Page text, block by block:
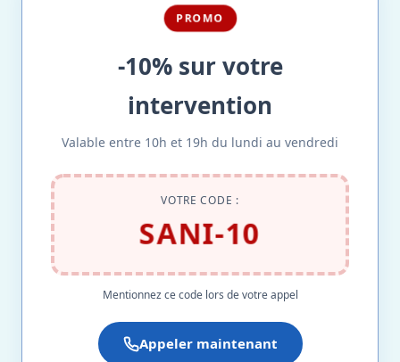
PROMO
-10% sur votre
intervention
Valable entre 10h et 19h du lundi au vendredi
VOTRE CODE :
SANI-10
Mentionnez ce code lors de votre appel
Appeler maintenant